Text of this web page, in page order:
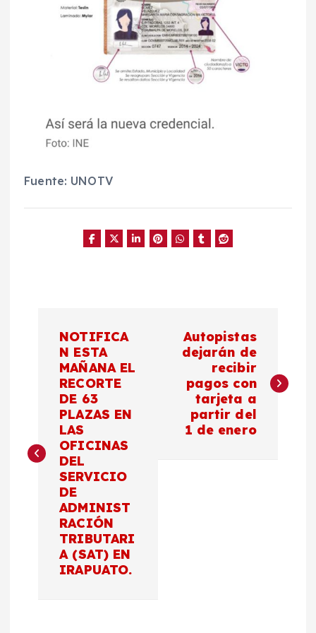
Fuente: UNOTV
g
NOTIFICA
N ESTA
MAÑANA EL
RECORTE
DE 63
PLAZAS EN
LAS
OFICINAS
DEL
SERVICIO
DE
ADMINIST
RACIÓN
TRIBUTARI
A (SAT) EN
IRAPUATO.
Autopistas
dejarán de
recibir
pagos con
tarjeta a
partir del
1 de enero